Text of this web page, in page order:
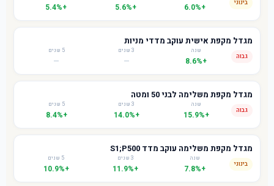
בינוני +6.0%
+5.6%
+5.4%
מגדל מקפת אישית עוקב מדדי מניות
גבוה
שנה
+8.6%
3 שנים
—
5 שנים
—
מגדל מקפת משלימה לבני 50 ומטה
גבוה
שנה
+15.9%
3 שנים
+14.0%
5 שנים
+8.4%
מגדל מקפת משלימה עוקב מדד S1;P500
בינוני
שנה
+7.8%
3 שנים
+11.9%
5 שנים
+10.9%